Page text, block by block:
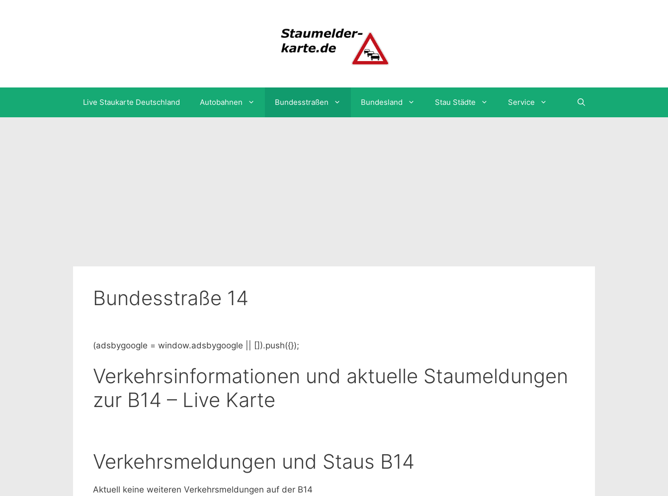
Live Staukarte Deutschland Autobahnen Bundesstraßen Bundesland Stau Städte Service
Bundesstraße 14
(adsbygoogle = window.adsbygoogle || []).push({});
Verkehrsinformationen und aktuelle Staumeldungen
zur B14 – Live Karte
Verkehrsmeldungen und Staus B14
Aktuell keine weiteren Verkehrsmeldungen auf der B14